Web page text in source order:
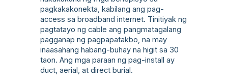
pagkakakonekta, kabilang ang pag-
access sa broadband internet. Tinitiyak ng
pagtatayo ng cable ang pangmatagalang
pagganap ng pagpapatakbo, na may
inaasahang habang-buhay na higit sa 30
taon. Ang mga paraan ng pag-install ay
duct, aerial, at direct burial.